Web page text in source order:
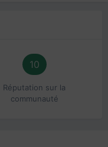
10
Réputation sur la
communauté